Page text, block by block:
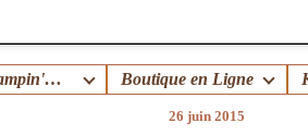
Démonstratrice Stampin'Up ! Boutique en Ligne
26 juin 2015